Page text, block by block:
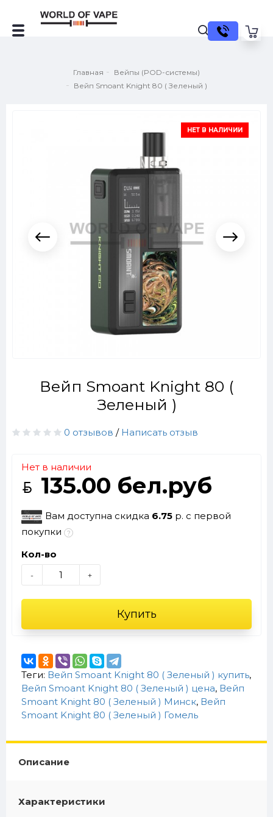
Главная
Вейпы (POD-системы)
Вейп Smoant Knight 80 ( Зеленый )
НЕТ В НАЛИЧИИ
Вейп Smoant Knight 80 (
Зеленый )
0 отзывов / Написать отзыв
Нет в наличии
135.00 бел.руб
Вам доступна скидка 6.75 р. с первой
покупки
Кол-во
- +
Купить
Теги: Вейп Smoant Knight 80 ( Зеленый ) купить,
Вейп Smoant Knight 80 ( Зеленый ) цена, Вейп
Smoant Knight 80 ( Зеленый ) Минск, Вейп
Smoant Knight 80 ( Зеленый ) Гомель
Описание
Характеристики